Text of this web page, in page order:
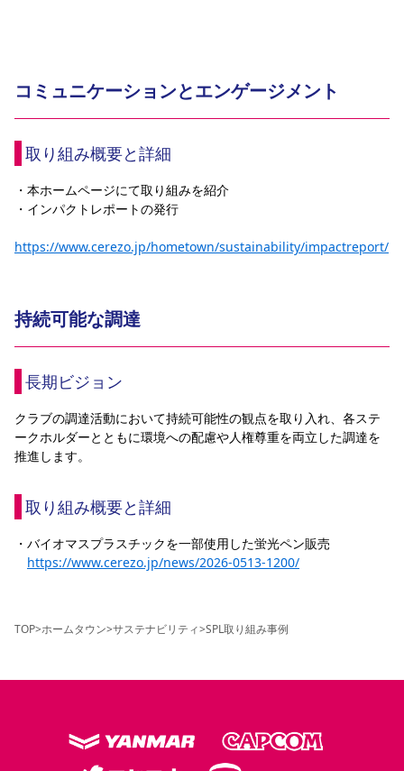
コミュニケーションとエンゲージメント
取り組み概要と詳細
・本ホームページにて取り組みを紹介
・インパクトレポートの発行
https://www.cerezo.jp/hometown/sustainability/impactreport/
持続可能な調達
長期ビジョン
クラブの調達活動において持続可能性の観点を取り入れ、各ステ
ークホルダーとともに環境への配慮や人権尊重を両立した調達を
推進します。
取り組み概要と詳細
・バイオマスプラスチックを一部使用した蛍光ペン販売
https://www.cerezo.jp/news/2026-0513-1200/
TOP>ホームタウン>サステナビリティ>SPL取り組み事例